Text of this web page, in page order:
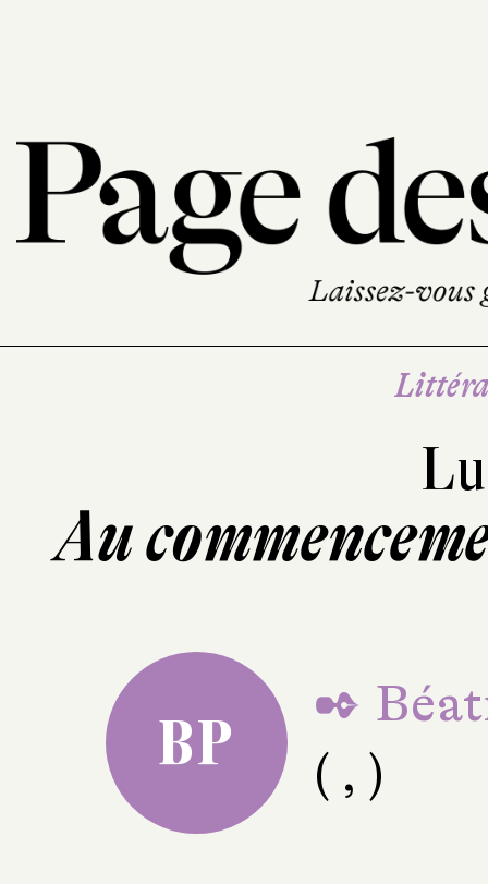
Au
BP
✒
( , )